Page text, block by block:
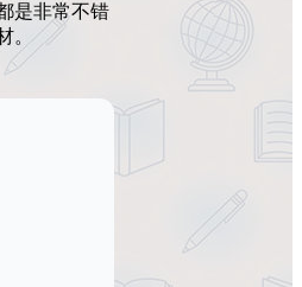
是非常不错
。